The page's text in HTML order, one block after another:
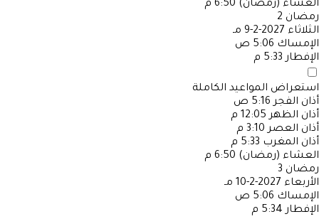
العشاء (رمضان) 6:50 م
رمضان 2
الثلاثاء 2027-2-9 مـ
الإمساك 5:06 ص
الإفطار 5:33 م
استعراض المواعيد الكاملة
أذان الفجر 5:16 ص
أذان الظهر 12:05 م
أذان العصر 3:10 م
أذان المغرب 5:33 م
العشاء (رمضان) 6:50 م
رمضان 3
الأربعاء 2027-2-10 مـ
الإمساك 5:06 ص
الإفطار 5:34 م